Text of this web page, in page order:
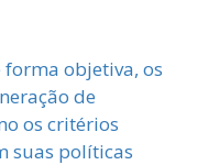
objetiva, os
de
os critérios
suas políticas